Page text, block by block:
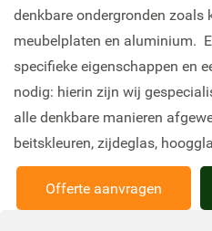
denkbare ondergronden zoals
meubelplaten en aluminium.
specifieke eigenschappen en
nodig: hierin zijn wij
alle denkbare manieren
beitskleuren, zijdeglas,
Offerte aanvragen